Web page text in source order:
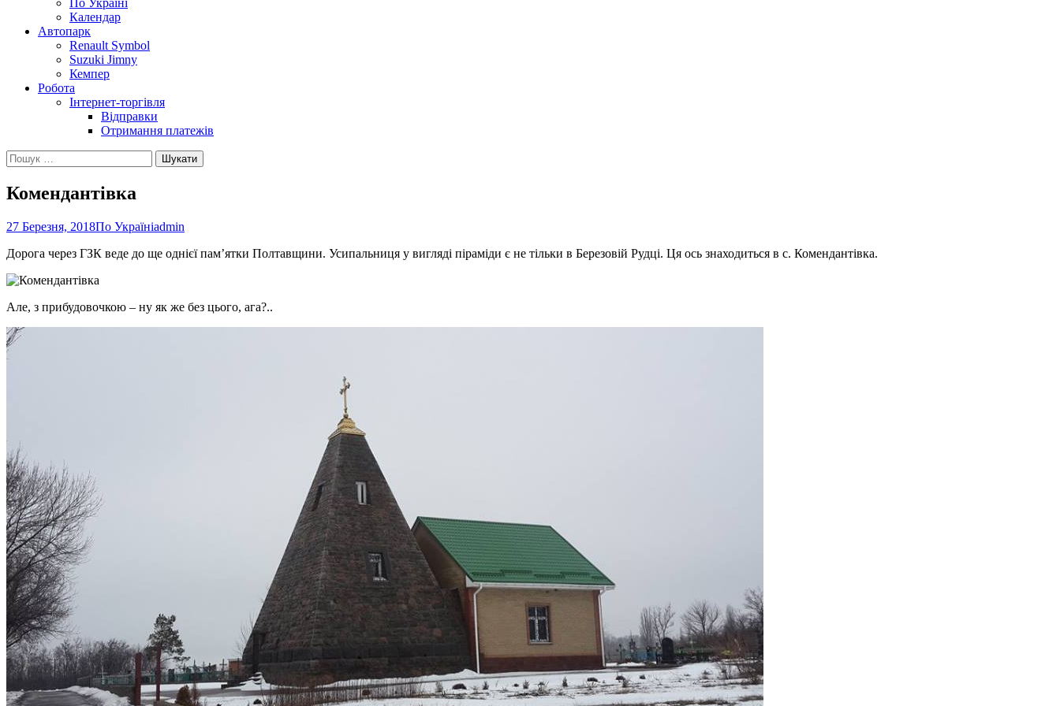
Календар
Автопарк
Renault Symbol
Suzuki Jimny
Кемпер
Робота
Інтернет-торгівля
Відправки
Отримання платежів
Пошук:
Комендантівка
27 Березня, 2018По Україніadmin
Дорога через ГЗК веде до ще однієї пам’ятки Полтавщини. Усипальниця у вигляді піраміди є не тільки в Березовій Рудці. Ця ось знаходиться в с. Комендантівка.
Але, з прибудовочкою – ну як же без цього, ага?..